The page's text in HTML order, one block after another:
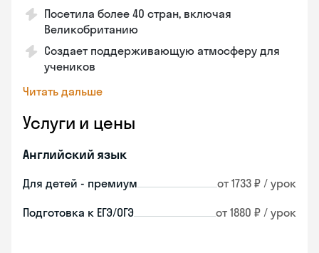
Посетила более 40 стран, включая
Великобританию
Создает поддерживающую атмосферу для
учеников
Читать дальше
Услуги и цены
Английский язык
Для детей - премиум от 1733 ₽ / урок
Подготовка к ЕГЭ/ОГЭ от 1880 ₽ / урок